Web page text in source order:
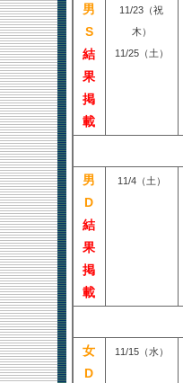
男
S
結
果
掲
載
11/23（祝
木）
11/25（土）
男
D
結
果
掲
載
11/4（土）
女
D
11/15（水）